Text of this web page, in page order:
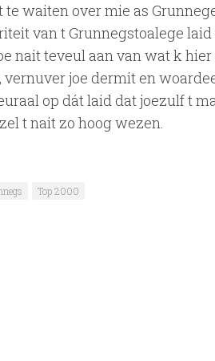
waiten over mie as
van t Grunnegstoalege
nait teveul aan van wat k
joe dermit en
op dát laid dat joezulf t
t nait zo hoog wezen.
Top 2000